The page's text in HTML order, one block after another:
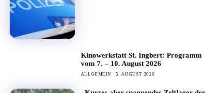
Kinowerkstatt St. Ingbert: Programm
vom 7. – 10. August 2026
ALLGEMEIN 5. AUGUST 2026